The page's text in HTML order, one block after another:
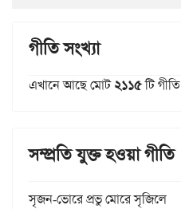
গীতি সংখ্যা
এখানে আছে মোট২১১৫টি গীতি
সম্প্রতি যুক্ত হওয়া গীতি
সৃজন-ভোরে প্রভু মোরে সৃজিলে